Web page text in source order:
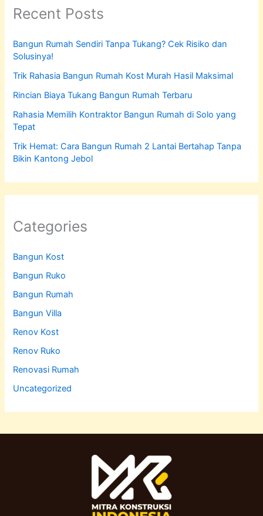
Recent Posts
Bangun Rumah Sendiri Tanpa Tukang? Cek Risiko dan
Solusinya!
Trik Rahasia Bangun Rumah Kost Murah Hasil Maksimal
Rincian Biaya Tukang Bangun Rumah Terbaru
Rahasia Memilih Kontraktor Bangun Rumah di Solo yang
Tepat
Trik Hemat: Cara Bangun Rumah 2 Lantai Bertahap Tanpa
Bikin Kantong Jebol
Categories
Bangun Kost
Bangun Ruko
Bangun Rumah
Bangun Villa
Renov Kost
Renov Ruko
Renovasi Rumah
Uncategorized